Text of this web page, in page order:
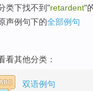
类下找不到"retardent"
声例句下的全部例句
看其他分类：
双语例句